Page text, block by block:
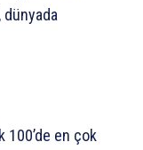
dünyada
en çok